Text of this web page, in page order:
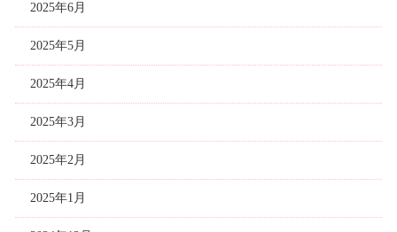
2025年6月
2025年5月
2025年4月
2025年3月
2025年2月
2025年1月